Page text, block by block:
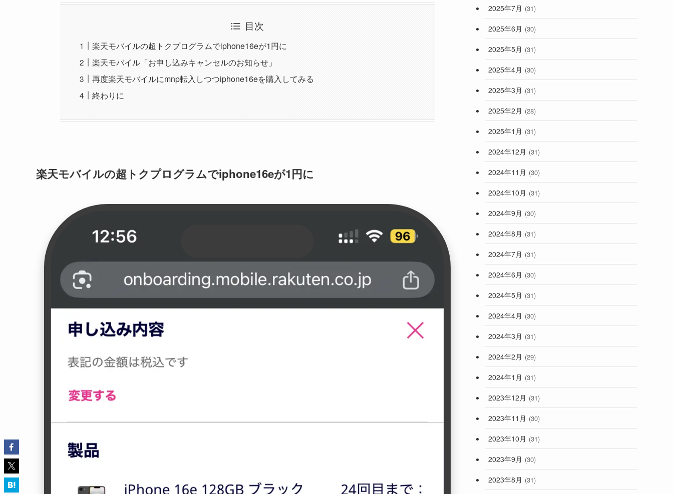
目次
楽天モバイルの超トクプログラムでiphone16eが1円に
楽天モバイル「お申し込みキャンセルのお知らせ」
再度楽天モバイルにmnp転入しつつiphone16eを購入してみる
終わりに
楽天モバイルの超トクプログラムでiphone16eが1円に
2025年7月 (31)
2025年6月 (30)
2025年5月 (31)
2025年4月 (30)
2025年3月 (31)
2025年2月 (28)
2025年1月 (31)
2024年12月 (31)
2024年11月 (30)
2024年10月 (31)
2024年9月 (30)
2024年8月 (31)
2024年7月 (31)
2024年6月 (30)
2024年5月 (31)
2024年4月 (30)
2024年3月 (31)
2024年2月 (29)
2024年1月 (31)
2023年12月 (31)
2023年11月 (30)
2023年10月 (31)
2023年9月 (30)
2023年8月 (31)